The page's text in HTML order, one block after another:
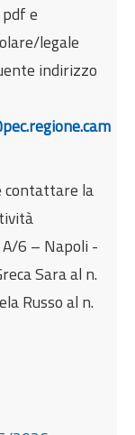
e
legale
indirizzo
contattare la
6 – Napoli -
Sara al n.
Russo al n.